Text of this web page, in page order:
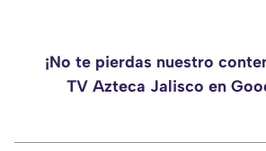
¡No te pierdas nuestro
TV Azteca Jalisco en